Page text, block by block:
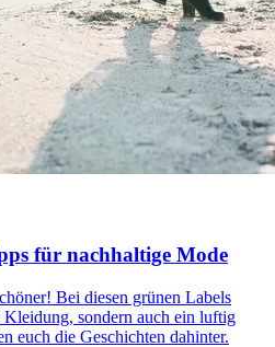
für nachhaltige Mode
Bei diesen grünen Labels
sondern auch ein luftig
euch die Geschichten dahinter.